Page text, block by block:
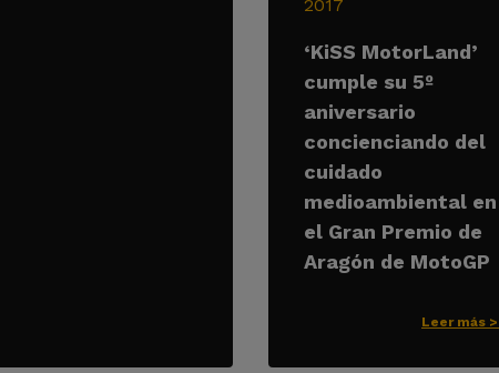
2017
‘KiSS MotorLand’
cumple su 5º
aniversario
concienciando del
cuidado
medioambiental en
el Gran Premio de
Aragón de MotoGP
Leer más